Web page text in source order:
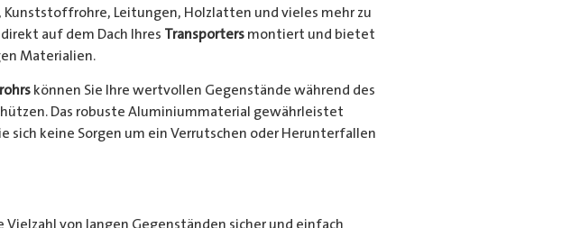
Leitungen, Holzlatten und vieles mehr zu
auf dem Dach Ihres Transportersmontiert und bietet
Materialien.
können Sie Ihre wertvollen Gegenstände während des
Das robuste Aluminiummaterial gewährleistet
sich keine Sorgen um ein Verrutschen oder Herunterfallen
von langen Gegenständen sicher und einfach